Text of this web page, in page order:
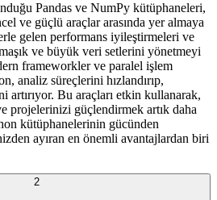
Pandas ve NumPy kütüphaneleri,
ve güçlü araçlar arasında yer almaya
gelen performans iyileştirmeleri ve
ve büyük veri setlerini yönetmeyi
frameworkler ve paralel işlem
analiz süreçlerini hızlandırıp,
Bu araçları etkin kullanarak,
projelerinizi güçlendirmek artık daha
kütüphanelerinin gücünden
ayıran en önemli avantajlardan biri
2